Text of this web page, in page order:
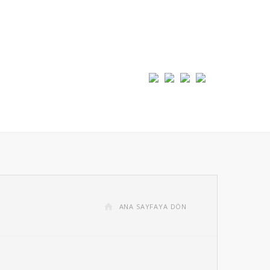
ANA SAYFAYA DÖN